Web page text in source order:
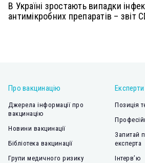
В Україні зростають випадки
антимікробних препаратів – звіт
Про вакцинацію
Джерела інформації про
вакцинацію
Новини вакцинації
Бібліотека вакцинації
Групи медичного ризику
Експерти
Позиція
Запитай
експерта
Інтерв’ю